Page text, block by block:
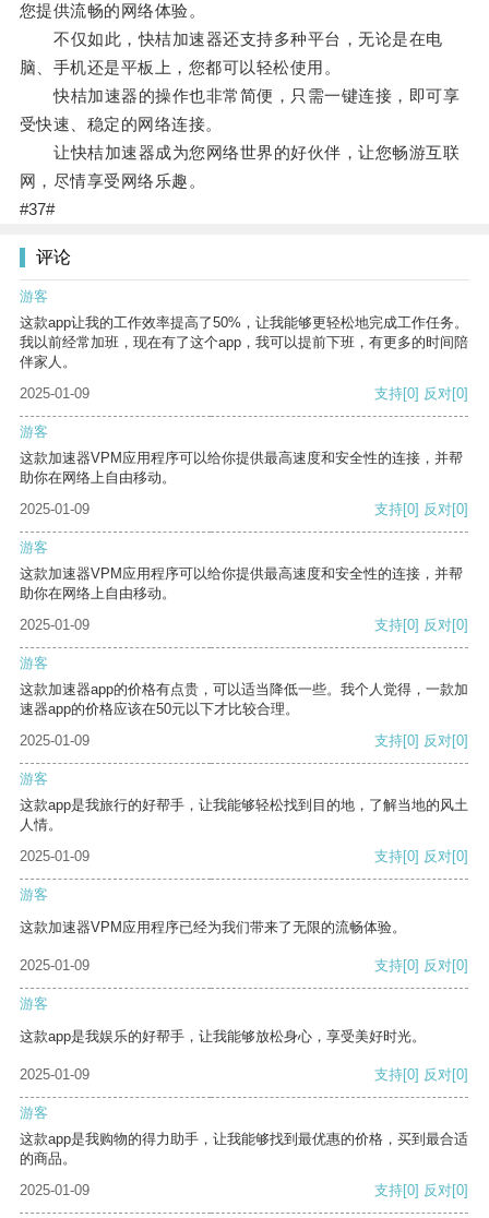
您提供流畅的网络体验。
不仅如此，快桔加速器还支持多种平台，无论是在电
脑、手机还是平板上，您都可以轻松使用。
快桔加速器的操作也非常简便，只需一键连接，即可享
受快速、稳定的网络连接。
让快桔加速器成为您网络世界的好伙伴，让您畅游互联
网，尽情享受网络乐趣。
#37#
评论
游客
这款app让我的工作效率提高了50%，让我能够更轻松地完成工作任务。
我以前经常加班，现在有了这个app，我可以提前下班，有更多的时间陪
伴家人。
2025-01-09
支持[0] 反对[0]
游客
这款加速器VPM应用程序可以给你提供最高速度和安全性的连接，并帮
助你在网络上自由移动。
2025-01-09
支持[0] 反对[0]
游客
这款加速器VPM应用程序可以给你提供最高速度和安全性的连接，并帮
助你在网络上自由移动。
2025-01-09
支持[0] 反对[0]
游客
这款加速器app的价格有点贵，可以适当降低一些。我个人觉得，一款加
速器app的价格应该在50元以下才比较合理。
2025-01-09
支持[0] 反对[0]
游客
这款app是我旅行的好帮手，让我能够轻松找到目的地，了解当地的风土
人情。
2025-01-09
支持[0] 反对[0]
游客
这款加速器VPM应用程序已经为我们带来了无限的流畅体验。
2025-01-09 支持[0] 反对[0]
游客
这款app是我娱乐的好帮手，让我能够放松身心，享受美好时光。
2025-01-09 支持[0] 反对[0]
游客
这款app是我购物的得力助手，让我能够找到最优惠的价格，买到最合适
的商品。
2025-01-09
支持[0] 反对[0]